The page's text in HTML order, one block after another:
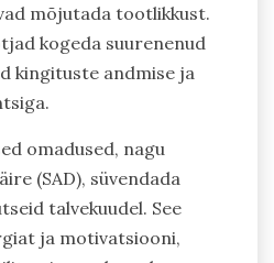
mõjutada tootlikkust.
kogeda suurenenud
kingituste andmise ja
omadused, nagu
(SAD), süvendada
talvekuudel. See
ja motivatsiooni,